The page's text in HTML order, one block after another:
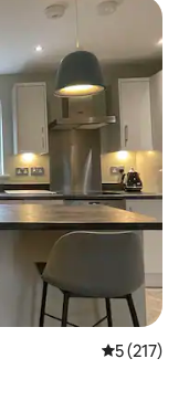
평점 5점(5
5 (217)